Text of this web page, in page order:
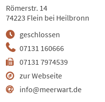
07131 160666
07131 7974539
zur Webseite
info@meerwart.de
geschlossen
Römerstr. 14
74223 Flein bei Heilbronn